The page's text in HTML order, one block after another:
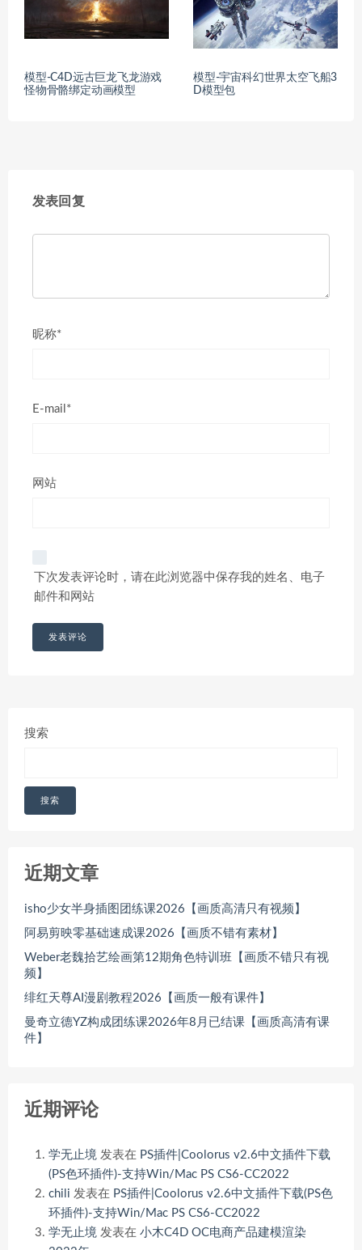
模型-C4D远古巨龙飞龙游戏
怪物骨骼绑定动画模型
模型-宇宙科幻世界太空飞船3
D模型包
发表回复
昵称*
E-mail*
网站
下次发表评论时，请在此浏览器中保存我的姓名、电子
邮件和网站
搜索
搜索
近期文章
isho少女半身插图团练课2026【画质高清只有视频】
阿易剪映零基础速成课2026【画质不错有素材】
Weber老魏拾艺绘画第12期角色特训班【画质不错只有视
频】
绯红天尊AI漫剧教程2026【画质一般有课件】
曼奇立德YZ构成团练课2026年8月已结课【画质高清有课
件】
近期评论
学无止境 发表在 PS插件|Coolorus v2.6中文插件下载
(PS色环插件)-支持Win/Mac PS CS6-CC2022
chili 发表在 PS插件|Coolorus v2.6中文插件下载(PS色
环插件)-支持Win/Mac PS CS6-CC2022
学无止境 发表在 小木C4D OC电商产品建模渲染